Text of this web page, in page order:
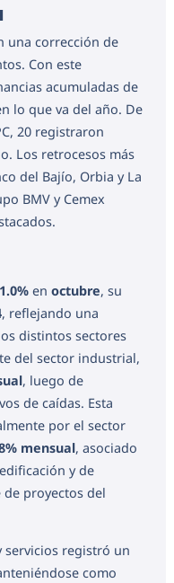
una corrección de
Con este
acumuladas de
lo que va del año. De
20 registraron
Los retrocesos más
del Bajío, Orbia y La
BMV y Cemex
1.0% en octubre, su
, reflejando una
distintos sectores
del sector industrial,
, luego de
de caídas. Esta
por el sector
mensual, asociado
y de
proyectos del
servicios registró un
como